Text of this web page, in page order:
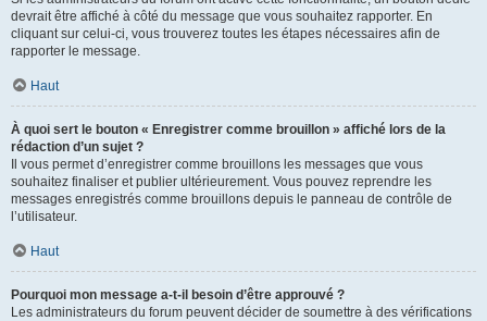
devrait être affiché à côté du message que vous souhaitez rapporter. En
cliquant sur celui-ci, vous trouverez toutes les étapes nécessaires afin de
rapporter le message.
Haut
À quoi sert le bouton « Enregistrer comme brouillon » affiché lors de la
rédaction d’un sujet ?
Il vous permet d’enregistrer comme brouillons les messages que vous
souhaitez finaliser et publier ultérieurement. Vous pouvez reprendre les
messages enregistrés comme brouillons depuis le panneau de contrôle de
l’utilisateur.
Haut
Pourquoi mon message a-t-il besoin d’être approuvé ?
Les administrateurs du forum peuvent décider de soumettre à des vérifications